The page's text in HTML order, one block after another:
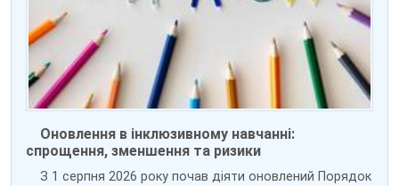
Оновлення в інклюзивному навчанні:
спрощення, зменшення та ризики
З 1 серпня 2026 року почав діяти оновлений Порядок